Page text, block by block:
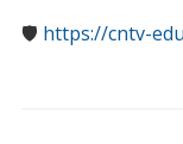
🛡 https://cntv-